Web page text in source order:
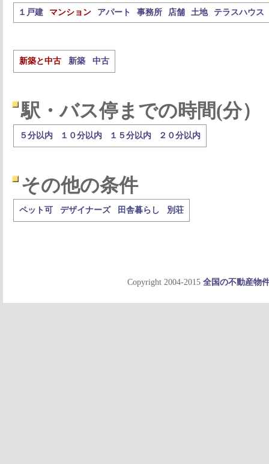
１戸建 マンション アパート 事務所 店舗 土地 テラスハウス
新築と中古 新築 中古
駅・バス停までの時間(分）
５分以内 １０分以内 １５分以内 ２０分以内
その他の条件
ペット可 デザイナーズ 田舎暮らし 別荘
Copyright 2004-2015 全国の不動産物